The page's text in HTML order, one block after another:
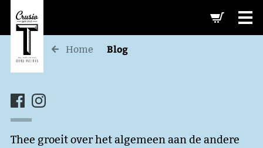
Home Blog
Thee groeit over het algemeen aan de andere